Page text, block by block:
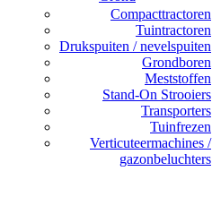
Compacttractoren
Tuintractoren
Drukspuiten / nevelspuiten
Grondboren
Meststoffen
Stand-On Strooiers
Transporters
Tuinfrezen
Verticuteermachines /
gazonbeluchters